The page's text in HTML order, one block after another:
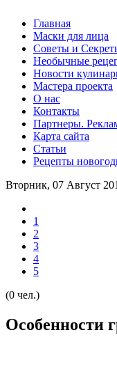
Главная
Маски для лица
Советы и
Необычные
Новости
Мастера проекта
О нас
Контакты
Партнеры.
Карта сайта
Статьи
Рецепты
Вторник, 07 Август
1
2
3
4
5
(0 чел.)
Особенности